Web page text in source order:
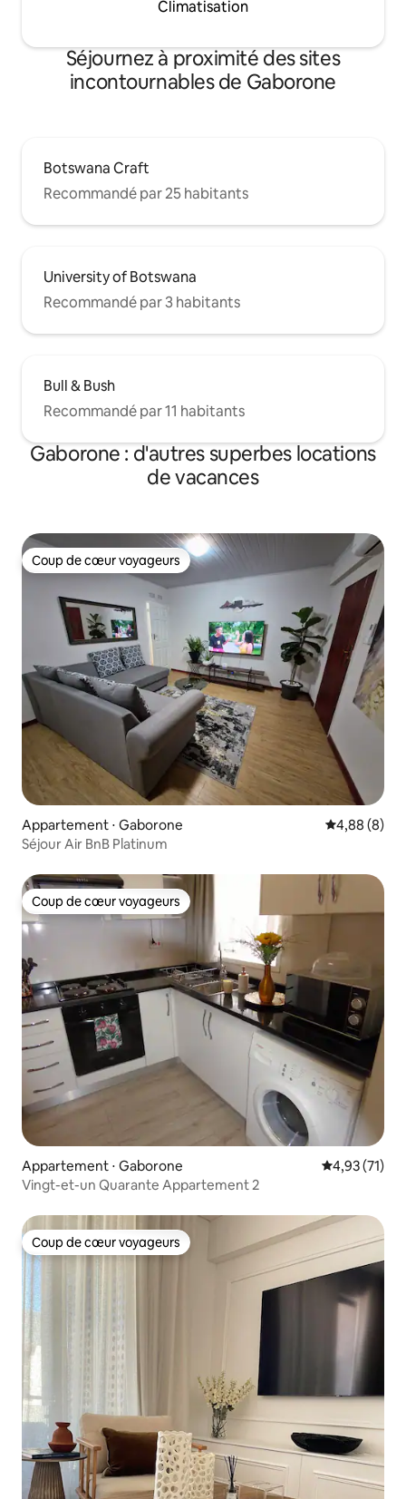
Climatisation
Séjournez à proximité des sites
incontournables de Gaborone
Botswana Craft
Recommandé par 25 habitants
University of Botswana
Recommandé par 3 habitants
Bull & Bush
Recommandé par 11 habitants
Gaborone : d'autres superbes locations
de vacances
Coup de cœur voyageurs
Coup de cœur voyageurs
Appartement ⋅ Gaborone Évaluation
4,88 (8)
Séjour Air BnB Platinum
Coup de cœur voyageurs
Coup de cœur voyageurs
Appartement ⋅ Gaborone Évaluation
4,93 (71)
Vingt-et-un Quarante Appartement 2
Coup de cœur voyageurs
Coup de cœur voyageurs